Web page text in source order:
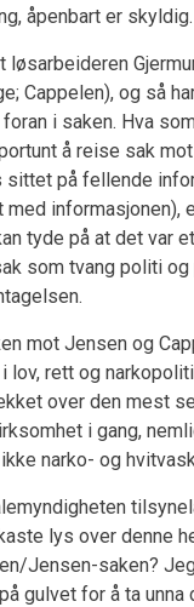
åpenbart er skyldig.
Cappelen), og så
i saken. Hva
å reise sak
på fellende
informasjonen),
tyde på at det var
som tvang politi
mot Jensen og
rett og
over den mest
i gang,
narko- og
lys over denne
Jensen-saken?
gulvet for å ta